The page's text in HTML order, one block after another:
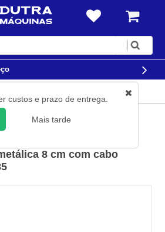
Digite
custos e prazo de entrega.
Mais tarde
Espátulas com cabo plástico
8 cm com cabo